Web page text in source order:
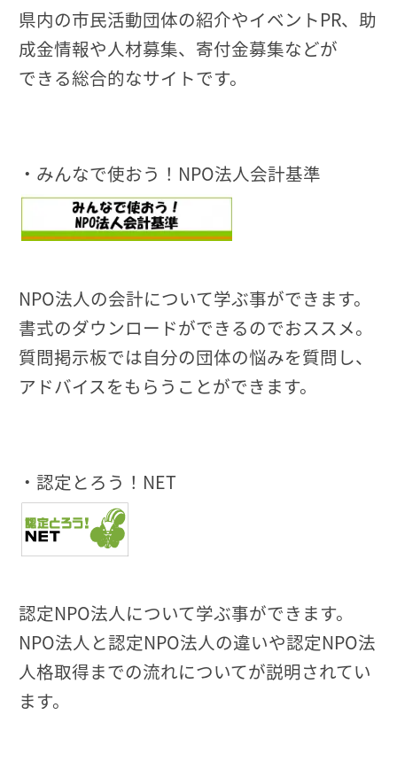
県内の市民活動団体の紹介やイベントPR、助
成金情報や人材募集、寄付金募集などが
できる総合的なサイトです。
・みんなで使おう！NPO法人会計基準
NPO法人の会計について学ぶ事ができます。
書式のダウンロードができるのでおススメ。
質問掲示板では自分の団体の悩みを質問し、
アドバイスをもらうことができます。
・認定とろう！NET
認定NPO法人について学ぶ事ができます。
NPO法人と認定NPO法人の違いや認定NPO法
人格取得までの流れについてが説明されてい
ます。